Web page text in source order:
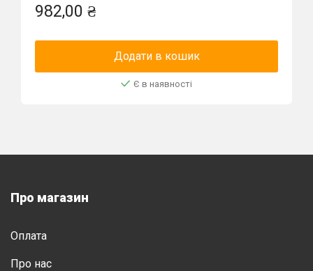
982,00 ₴
Додати в кошик
Є в наявності
Про магазин
Оплата
Про нас